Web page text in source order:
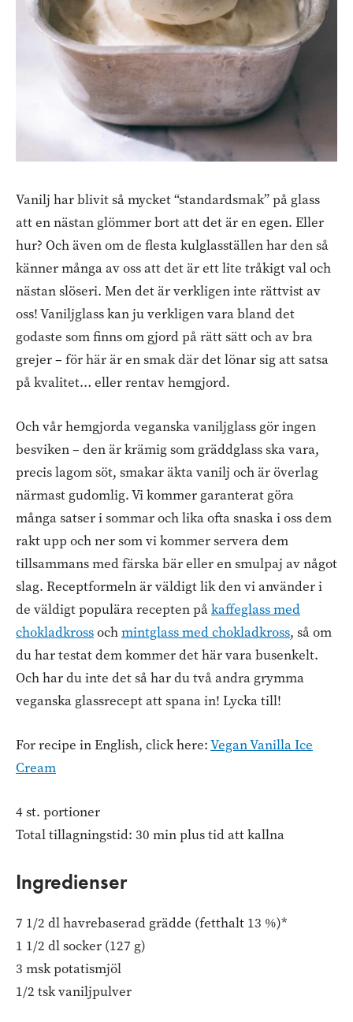
Vanilj har blivit så mycket “standardsmak” på glass
att en nästan glömmer bort att det är en egen. Eller
hur? Och även om de flesta kulglasställen har den så
känner många av oss att det är ett lite tråkigt val och
nästan slöseri. Men det är verkligen inte rättvist av
oss! Vaniljglass kan ju verkligen vara bland det
godaste som finns om gjord på rätt sätt och av bra
grejer – för här är en smak där det lönar sig att satsa
på kvalitet… eller rentav hemgjord.
Och vår hemgjorda veganska vaniljglass gör ingen
besviken – den är krämig som gräddglass ska vara,
precis lagom söt, smakar äkta vanilj och är överlag
närmast gudomlig. Vi kommer garanterat göra
många satser i sommar och lika ofta snaska i oss dem
rakt upp och ner som vi kommer servera dem
tillsammans med färska bär eller en smulpaj av något
slag. Receptformeln är väldigt lik den vi använder i
de väldigt populära recepten påkaffeglass med
chokladkrossochmintglass med chokladkross, så om
du har testat dem kommer det här vara busenkelt.
Och har du inte det så har du två andra grymma
veganska glassrecept att spana in! Lycka till!
For recipe in English, click here:Vegan Vanilla Ice
Cream
4 st. portioner
Total tillagningstid: 30 min plus tid att kallna
Ingredienser
7 1/2 dl havrebaserad grädde (fetthalt 13 %)*
1 1/2 dl socker (127 g)
3 msk potatismjöl
1/2 tsk vaniljpulver